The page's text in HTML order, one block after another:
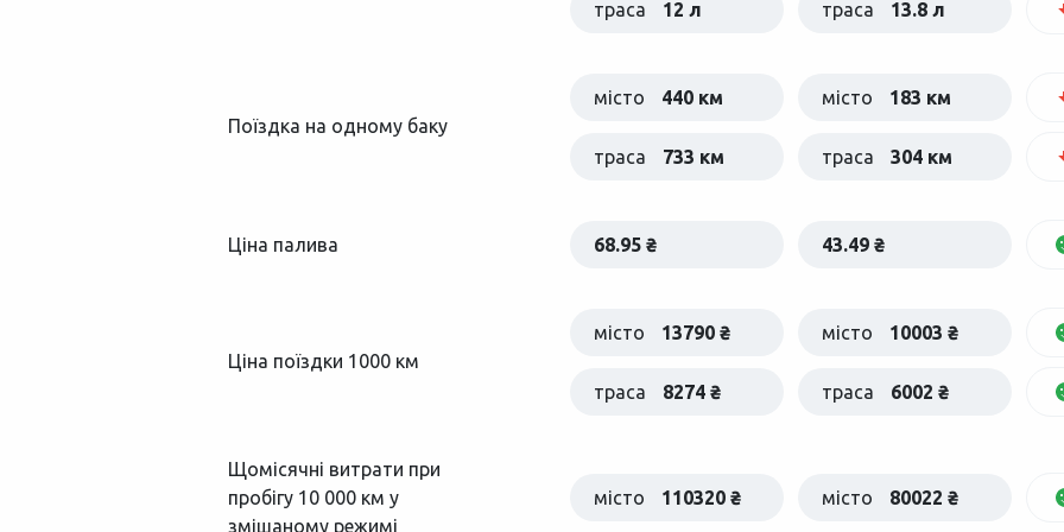
траса 12 л траса 13.8 л
Поїздка на одному баку
місто 440 км місто 183 км
траса 733 км траса 304 км
Ціна палива 68.95 ₴ 43.49 ₴
Ціна поїздки 1000 км
місто 13790 ₴ місто 10003 ₴
траса 8274 ₴ траса 6002 ₴
Щомісячні витрати при
пробігу 10 000 км у
змішаному режимі
місто 110320 ₴ місто 80022 ₴